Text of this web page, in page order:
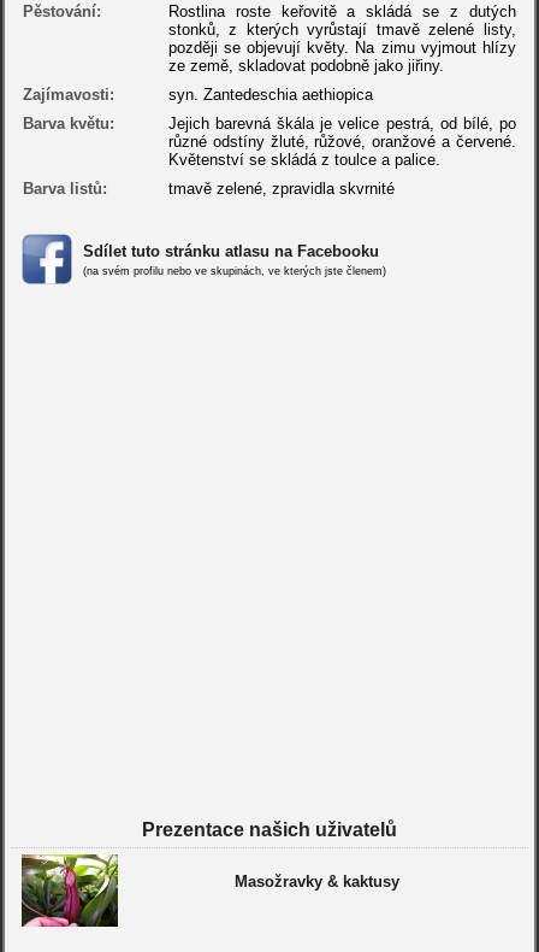
Pěstování:
Rostlina roste keřovitě a skládá se z dutých
stonků, z kterých vyrůstají tmavě zelené listy,
později se objevují květy. Na zimu vyjmout hlízy
ze země, skladovat podobně jako jiřiny.
Zajímavosti:
syn. Zantedeschia aethiopica
Barva květu:
Jejich barevná škála je velice pestrá, od bílé, po
různé odstíny žluté, růžové, oranžové a červené.
Květenství se skládá z toulce a palice.
Barva listů:
tmavě zelené, zpravidla skvrnité
Sdílet tuto stránku atlasu na Facebooku
(na svém profilu nebo ve skupinách, ve kterých jste členem)
Prezentace našich uživatelů
Masožravky & kaktusy